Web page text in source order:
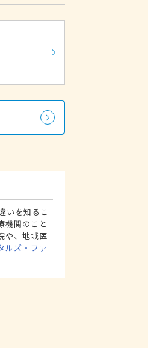
いを知るこ
機関のこと
や、地域医
ルズ・ファ